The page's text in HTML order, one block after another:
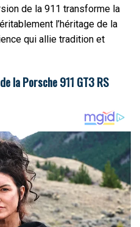
de la 911 transforme la
l’héritage de la
qui allie tradition et
la Porsche 911 GT3 RS